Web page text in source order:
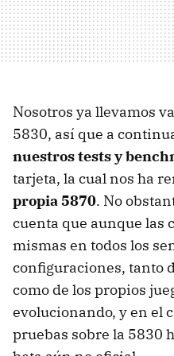
Nosotros ya llevamos
5830, así que a
nuestros tests y
tarjeta, la cual nos ha
propia 5870. No
cuenta que aunque las
mismas en todos los
configuraciones, tanto
como de los propios
evolucionando, y en el
pruebas sobre la 5830